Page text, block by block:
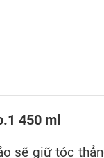
450 ml
sẽ giữ tóc